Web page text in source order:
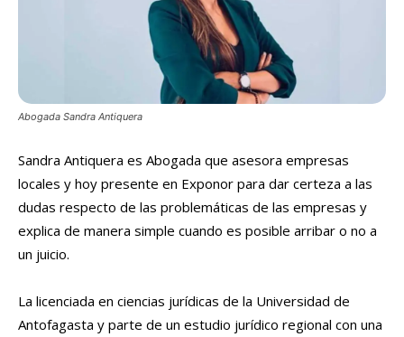
Abogada Sandra Antiquera
Sandra Antiquera es Abogada que asesora empresas
locales y hoy presente en Exponor para dar certeza a las
dudas respecto de las problemáticas de las empresas y
explica de manera simple cuando es posible arribar o no a
un juicio.
La licenciada en ciencias jurídicas de la Universidad de
Antofagasta y parte de un estudio jurídico regional con una